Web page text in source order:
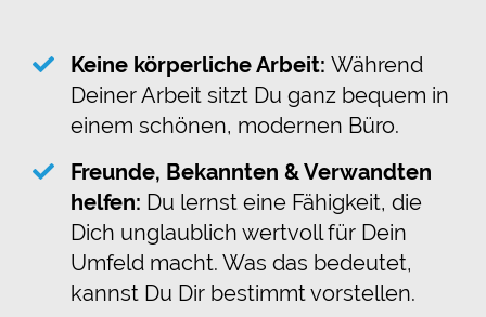
Keine körperliche Arbeit: Während
Deiner Arbeit sitzt Du ganz bequem in
einem schönen, modernen Büro.
Freunde, Bekannten & Verwandten
helfen: Du lernst eine Fähigkeit, die
Dich unglaublich wertvoll für Dein
Umfeld macht. Was das bedeutet,
kannst Du Dir bestimmt vorstellen.